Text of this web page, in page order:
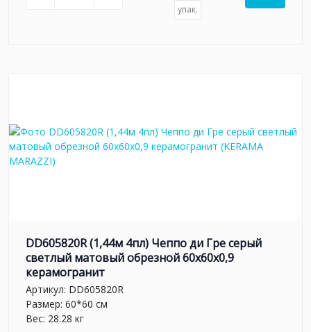
упак.
DD605820R (1,44м 4пл) Чеппо ди Гре серый
светлый матовый обрезной 60x60x0,9
керамогранит
Артикул: DD605820R
Размер: 60*60 см
Вес: 28.28 кг